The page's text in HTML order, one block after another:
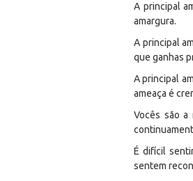
A principal
amargura.
A principal
que ganhas
A principal
ameaça é
Vocês são
É difícil
sentem